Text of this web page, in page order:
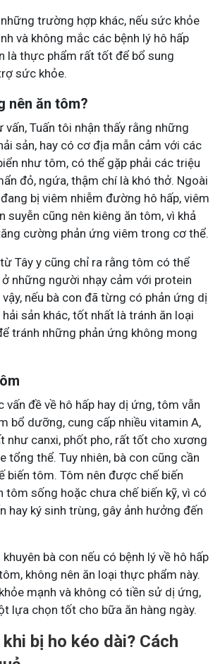
trường hợp khác, nếu sức khỏe
và không mắc các bệnh lý hô hấp
là thực phẩm rất tốt để bổ sung
sức khỏe.
nên ăn tôm?
Tuấn tôi nhận thấy rằng những
sản, hay có cơ địa mẫn cảm với các
như tôm, có thể gặp phải các triệu
đỏ, ngứa, thậm chí là khó thở. Ngoài
bị viêm nhiễm đường hô hấp, viêm
suyễn cũng nên kiêng ăn tôm, vì khả
cường phản ứng viêm trong cơ thể.
Tây y cũng chỉ ra rằng tôm có thể
những người nhạy cảm với protein
nếu bà con đã từng có phản ứng dị
sản khác, tốt nhất là tránh ăn loại
tránh những phản ứng không mong
vấn đề về hô hấp hay dị ứng, tôm vẫn
bổ dưỡng, cung cấp nhiều vitamin A,
như canxi, phốt pho, rất tốt cho xương
tổng thể. Tuy nhiên, bà con cũng cần
biến tôm. Tôm nên được chế biến
tôm sống hoặc chưa chế biến kỹ, vì có
hay ký sinh trùng, gây ảnh hưởng đến
bà con nếu có bệnh lý về hô hấp
không nên ăn loại thực phẩm này.
mạnh và không có tiền sử dị ứng,
lựa chọn tốt cho bữa ăn hàng ngày.
bị ho kéo dài? Cách